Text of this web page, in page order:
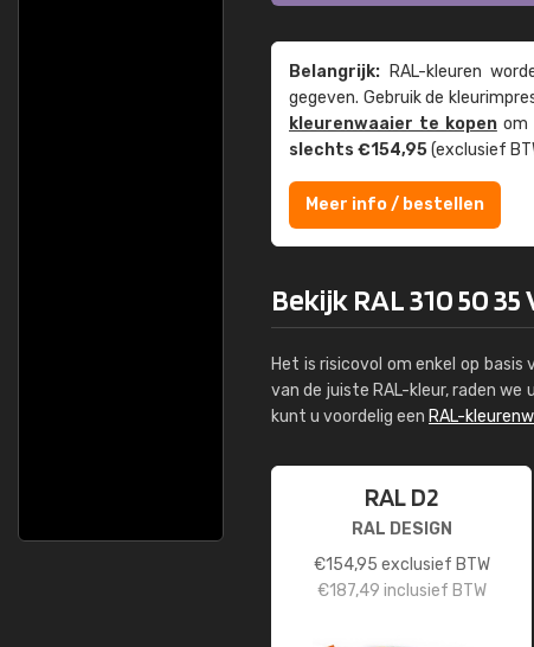
Belangrijk: RAL-kleuren
gegeven. Gebruik de
kleuren­waaier te kopenom
slechts €154,95(exclusief
Meer info / bestellen
Bekijk RAL 310 50
Het is risicovol om enkel op basis
van de juiste RAL-kleur, raden we
kunt u voordelig een RAL-
RAL D2
RAL DESIGN
€154,95 exclusief BTW
€187,49 inclusief BTW